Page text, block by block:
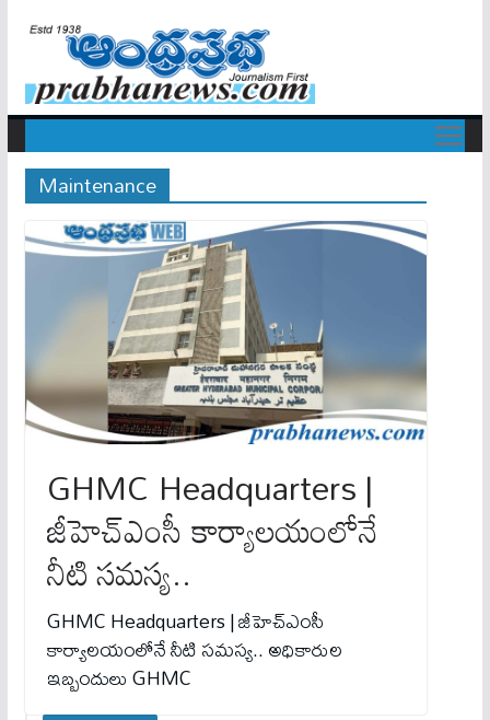
Maintenance
GHMC Headquarters |
జీహెచ్ఎంసీ కార్యాలయంలోనే
నీటి సమస్య..
GHMC Headquarters | జీహెచ్ఎంసీ
కార్యాలయంలోనే నీటి సమస్య.. అధికారుల
ఇబ్బందులు GHMC